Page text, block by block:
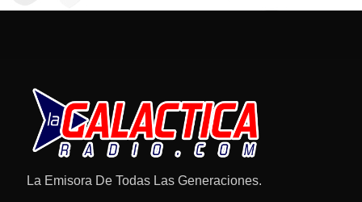
La Emisora De Todas Las Generaciones.